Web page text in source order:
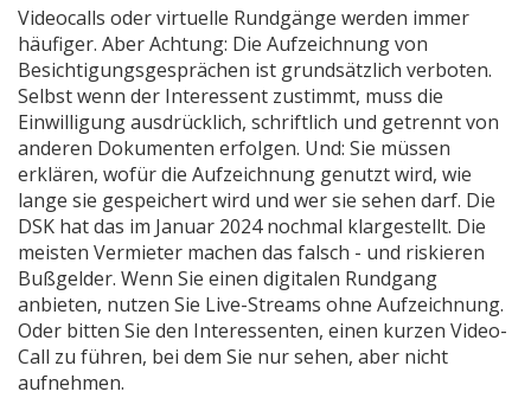
Videocalls oder virtuelle Rundgänge werden immer
häufiger. Aber Achtung: Die Aufzeichnung von
Besichtigungsgesprächen ist grundsätzlich verboten.
Selbst wenn der Interessent zustimmt, muss die
Einwilligung ausdrücklich, schriftlich und getrennt von
anderen Dokumenten erfolgen. Und: Sie müssen
erklären, wofür die Aufzeichnung genutzt wird, wie
lange sie gespeichert wird und wer sie sehen darf. Die
DSK hat das im Januar 2024 nochmal klargestellt. Die
meisten Vermieter machen das falsch - und riskieren
Bußgelder. Wenn Sie einen digitalen Rundgang
anbieten, nutzen Sie Live-Streams ohne Aufzeichnung.
Oder bitten Sie den Interessenten, einen kurzen Video-
Call zu führen, bei dem Sie nur sehen, aber nicht
aufnehmen.